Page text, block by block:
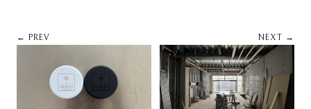
← PREV NEXT →